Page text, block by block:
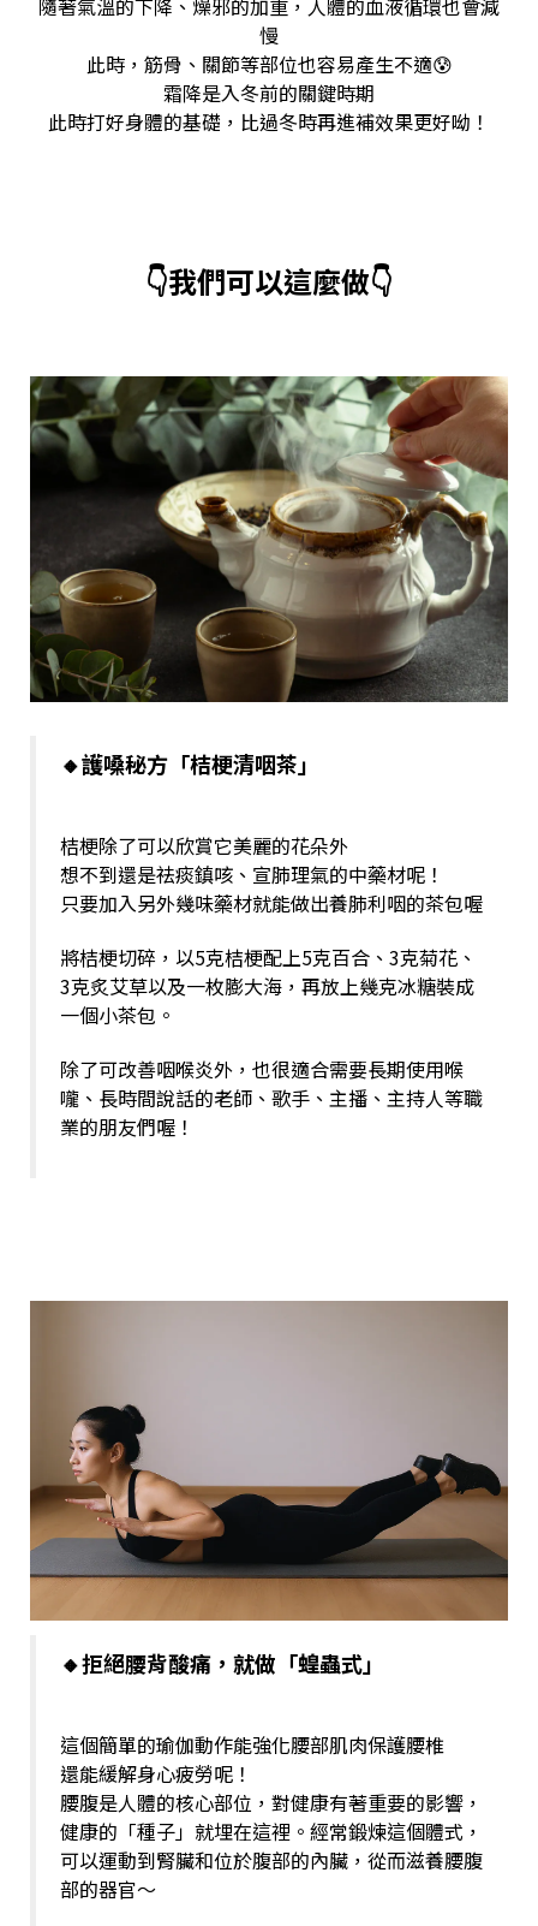
隨著氣溫的下降、燥邪的加重，人體的血液循環也會減
慢
此時，筋骨、關節等部位也容易產生不適😰
霜降是入冬前的關鍵時期
此時打好身體的基礎，比過冬時再進補效果更好呦！
👇我們可以這麼做👇
🔸護嗓秘方「桔梗清咽茶」
桔梗除了可以欣賞它美麗的花朵外
想不到還是祛痰鎮咳、宣肺理氣的中藥材呢！
只要加入另外幾味藥材就能做出養肺利咽的茶包喔
將桔梗切碎，以5克桔梗配上5克百合、3克菊花、
3克炙艾草以及一枚膨大海，再放上幾克冰糖裝成
一個小茶包。
除了可改善咽喉炎外，也很適合需要長期使用喉
嚨、長時間說話的老師、歌手、主播、主持人等職
業的朋友們喔！
🔸拒絕腰背酸痛，就做「蝗蟲式」
這個簡單的瑜伽動作能強化腰部肌肉保護腰椎
還能緩解身心疲勞呢！
腰腹是人體的核心部位，對健康有著重要的影響，
健康的「種子」就埋在這裡。經常鍛煉這個體式，
可以運動到腎臟和位於腹部的內臟，從而滋養腰腹
部的器官～